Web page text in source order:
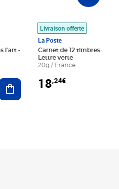
l'art -
Ajouter au panier
Livraison offerte
La Poste
Carnet de 12 timbres - Le
Lettre verte
20g / France
18,24€